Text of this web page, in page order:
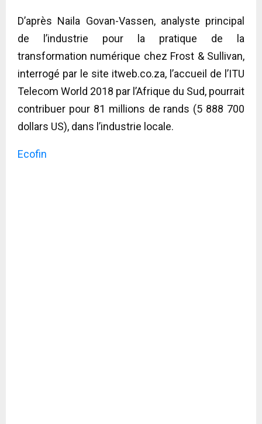
D’après Naila Govan-Vassen, analyste principal
de l’industrie pour la pratique de la
transformation numérique chez Frost & Sullivan,
interrogé par le site itweb.co.za, l’accueil de l’ITU
Telecom World 2018 par l’Afrique du Sud, pourrait
contribuer pour 81 millions de rands (5 888 700
dollars US), dans l’industrie locale.
Ecofin